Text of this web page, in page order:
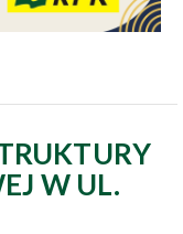
W UL.